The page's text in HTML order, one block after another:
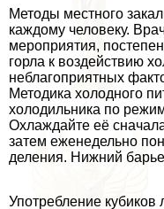
Методы местного
каждому человеку.
мероприятия,
горла к воздействию
нeблагоприятных
Методика холодного
холодильника по
Охлаждайте её
затем еженедельно
деления. Нижний
Употрeбление кубиков